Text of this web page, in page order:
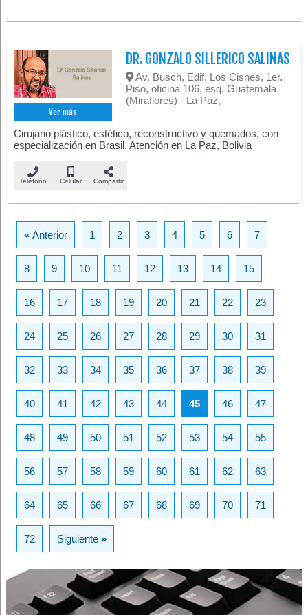
Ver más
DR. GONZALO SILLERICO SALINAS
Av. Busch, Edif. Los Cisnes, 1er.
Piso, oficina 106, esq. Guatemala
(Miraflores) - La Paz,
Cirujano plástico, estético, reconstructivo y quemados, con
especialización en Brasil. Atención en La Paz, Bolivia
Teléfono Celular Compartir
«Anterior 1 2 3 4 5 6 7
8 9 10 11 12 13 14 15
16 17 18 19 20 21 22 23
24 25 26 27 28 29 30 31
32 33 34 35 36 37 38 39
40 41 42 43 44 45 46 47
48 49 50 51 52 53 54 55
56 57 58 59 60 61 62 63
64 65 66 67 68 69 70 71
72 Siguiente»